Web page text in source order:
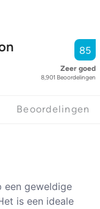
85
Zeer goed
8,901 Beoordelingen
Beoordelingen
een geweldige
is een ideale